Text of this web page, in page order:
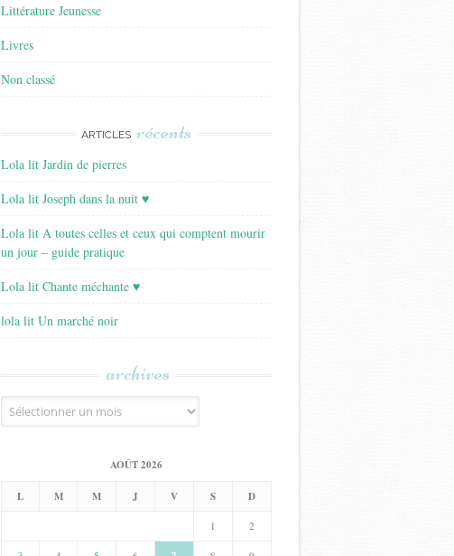
Littérature Jeunesse
Livres
Non classé
ARTICLES récents
Lola lit Jardin de pierres
Lola lit Joseph dans la nuit ♥
Lola lit A toutes celles et ceux qui comptent mourir
un jour – guide pratique
Lola lit Chante méchante ♥
lola lit Un marché noir
archives
Archives
AOÛT 2026
L M M J V S D
1 2